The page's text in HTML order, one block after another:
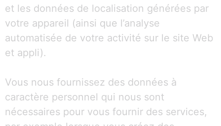
et les données de localisation générées par
votre appareil (ainsi que l’analyse
automatisée de votre activité sur le site Web
et appli).
Vous nous fournissez des données à
caractère personnel qui nous sont
nécessaires pour vous fournir des services,